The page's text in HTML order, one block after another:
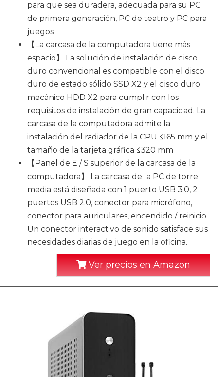
para que sea duradera, adecuada para su PC
de primera generación, PC de teatro y PC para
juegos
【La carcasa de la computadora tiene más
espacio】 La solución de instalación de disco
duro convencional es compatible con el disco
duro de estado sólido SSD X2 y el disco duro
mecánico HDD X2 para cumplir con los
requisitos de instalación de gran capacidad. La
carcasa de la computadora admite la
instalación del radiador de la CPU ≤165 mm y el
tamaño de la tarjeta gráfica ≤320 mm
【Panel de E / S superior de la carcasa de la
computadora】 La carcasa de la PC de torre
media está diseñada con 1 puerto USB 3.0, 2
puertos USB 2.0, conector para micrófono,
conector para auriculares, encendido / reinicio.
Un conector interactivo de sonido satisface sus
necesidades diarias de juego en la oficina.
Ver precios en Amazon